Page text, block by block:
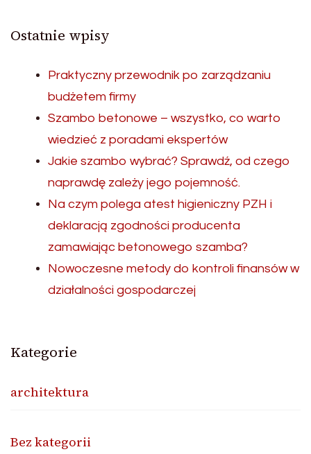
Ostatnie wpisy
Praktyczny przewodnik po zarządzaniu
budżetem firmy
Szambo betonowe – wszystko, co warto
wiedzieć z poradami ekspertów
Jakie szambo wybrać? Sprawdź, od czego
naprawdę zależy jego pojemność.
Na czym polega atest higieniczny PZH i
deklaracją zgodności producenta
zamawiając betonowego szamba?
Nowoczesne metody do kontroli finansów w
działalności gospodarczej
Kategorie
architektura
Bez kategorii